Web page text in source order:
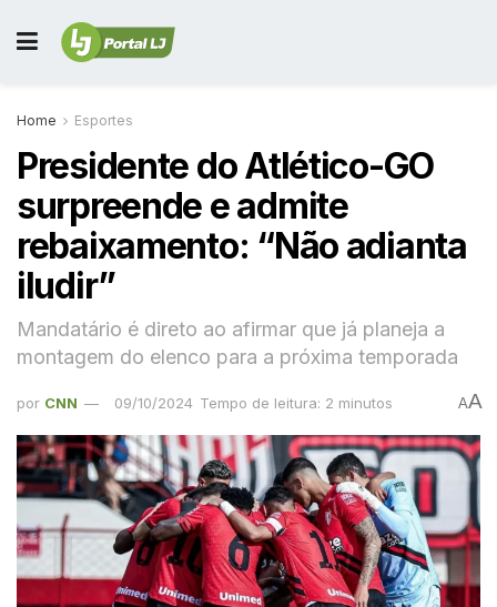
Home Esportes
Presidente do Atlético-GO
surpreende e admite
rebaixamento: “Não adianta
iludir”
Mandatário é direto ao afirmar que já planeja a
montagem do elenco para a próxima temporada
por CNN 09/10/2024 Tempo de leitura: 2 minutos AA